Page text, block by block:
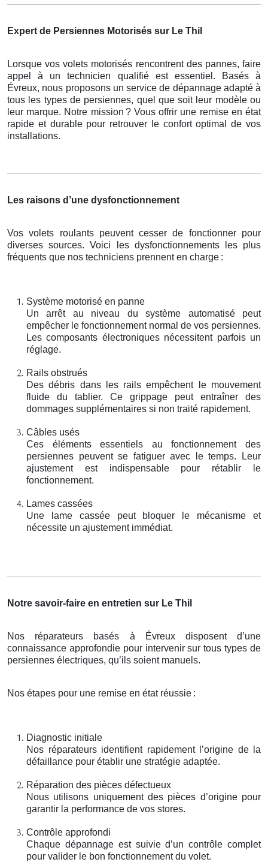
Expert de Persiennes Motorisés sur Le Thil
Lorsque vos volets motorisés rencontrent des pannes, faire
appel à un technicien qualifié est essentiel. Basés à
Évreux, nous proposons un service de dépannage adapté à
tous les types de persiennes, quel que soit leur modèle ou
leur marque. Notre mission ? Vous offrir une remise enétat
rapide et durable pour retrouver le confort optimal de vos
installations.
Les raisons d’une dysfonctionnement
Vos volets roulants peuvent cesser de fonctionner pour
diverses sources. Voici les dysfonctionnements les plus
fréquents que nos techniciens prennent en charge :
Système motorisé en panne
Un arrêt au niveau du système automatisé peut
empêcher le fonctionnement normal de vos persiennes.
Les composants électroniques nécessitent parfois un
réglage.
Rails obstrués
Des débris dans les rails empêchent le mouvement
fluide du tablier. Ce grippage peut entraîner des
dommages supplémentaires si non traité rapidement.
Câbles usés
Ces éléments essentiels au fonctionnement des
persiennes peuvent se fatiguer avec le temps. Leur
ajustement est indispensable pour rétablir le
fonctionnement.
Lames cassées
Une lame cassée peut bloquer le mécanisme et
nécessite un ajustement immédiat.
Notre savoir-faire en entretien sur Le Thil
Nos réparateurs basés à Évreux disposent d’une
connaissance approfondie pour intervenir sur tous types de
persiennes électriques, qu’ils soient manuels.
Nos étapes pour une remise en état réussie :
Diagnostic initiale
Nos réparateurs identifient rapidement l’origine de la
défaillance pour établir une stratégie adaptée.
Réparation des pièces défectueux
Nous utilisons uniquement des pièces d’origine pour
garantir la performance de vos stores.
Contrôle approfondi
Chaque dépannage est suivie d’un contrôle complet
pour valider le bon fonctionnement du volet.